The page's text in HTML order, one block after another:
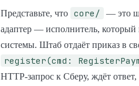
Представьте, что core/
— это
адаптер — исполнитель,
системы. Штаб отдаёт приказ в
register(cmd:
HTTP-запрос к Сберу, ждёт